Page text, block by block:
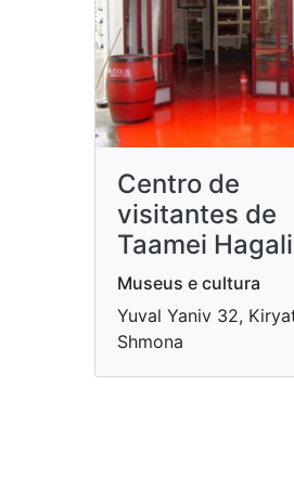
Centro de
visitantes de
Taamei
Museus e cultura
Yuval Yaniv 32,
Shmona